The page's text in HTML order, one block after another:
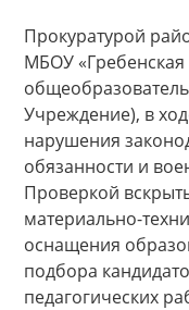
Прокуратурой
МБОУ «Гребенская
Учреждение), в
нарушения
обязанности и
Проверкой
материально-
оснащения
подбора
педагогических